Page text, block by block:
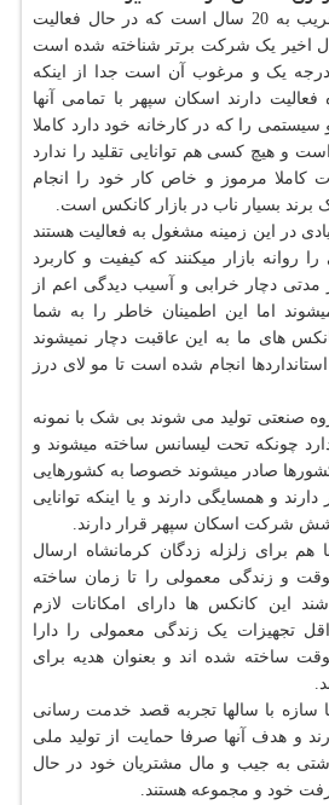
کانکس یکتا سازه حدود قریب به 20 سال است که در حال فعالیت
اخیر یک شرکت برتر شناخته شده است
یک و مرغوب آن است جدا از اینکه
دارند اسکان سپهر با تمامی آنها
را که در کارخانه خود دارد کاملا
و هیچ کسی هم توانایی تقلید را ندارد
کاملا مرموز و خاص کار خود را انجام
بسیار ناب در بازار کانکس است.
در این زمینه مشغول به فعالیت هستند
روانه بازار میکنند که کیفیت و کاربرد
مدتی دچار خرابی و آسیب دیدگی اعم از
اما این اطمینان خاطر را به شما
های ما به این عاقبت دچار نمیشوند
استانداردها انجام شده است تا مو لای درز
صنعتی تولید می شوند بی شک با نمونه
چونکه تحت لیسانس ساخته میشوند و
صادر میشوند خصوصا به کشورهایی
و همسایگی دارند و یا اینکه توانایی
شرکت اسکان سپهر قرار دارند.
برای زلزله زدگان کرمانشاه ارسال
و زندگی معمولی را تا زمان ساخته
این کانکس ها دارای امکانات لازم
تجهیزات یک زندگی معمولی را دارا
ساخته شده اند و بعنوان هدیه برای
سازه با سالها تجربه قصد خدمت رسانی
و هدف آنها صرفا حمایت از تولید ملی
به جیب و مال مشتریان خود در حال
خود و مجموعه هستند.